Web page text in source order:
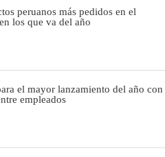
peruanos más pedidos en el
los que va del año
el mayor lanzamiento del año con
empleados